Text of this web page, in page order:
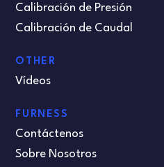
Calibración de Presión
Calibración de Caudal
OTHER
Vídeos
FURNESS
Contáctenos
Sobre Nosotros